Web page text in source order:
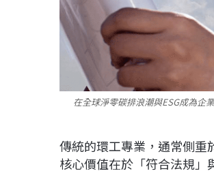
在全球淨零碳排浪潮與ESG成為企
傳統的環工專業，通常側重
核心價值在於「符合法規